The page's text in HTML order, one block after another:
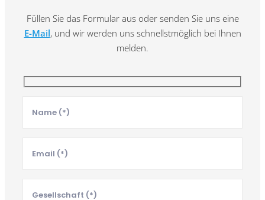
Füllen Sie das Formular aus oder senden Sie uns eine
E-Mail, und wir werden uns schnellstmöglich bei Ihnen
melden.